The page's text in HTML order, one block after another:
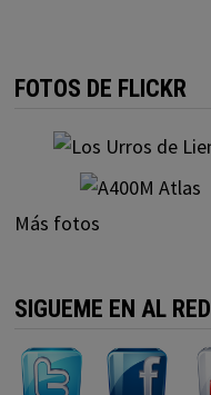
FOTOS DE FLICKR
Más fotos
SIGUEME EN AL RED